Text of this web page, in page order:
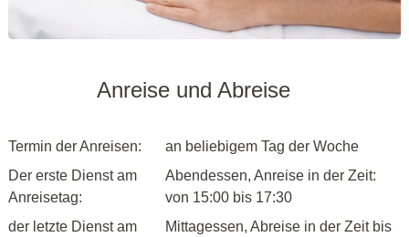
Anreise und Abreise
Termin der Anreisen:
an beliebigem Tag der Woche
Der erste Dienst am
Anreisetag:
Abendessen, Anreise in der Zeit:
von 15:00 bis 17:30
der letzte Dienst am
Mittagessen, Abreise in der Zeit bis